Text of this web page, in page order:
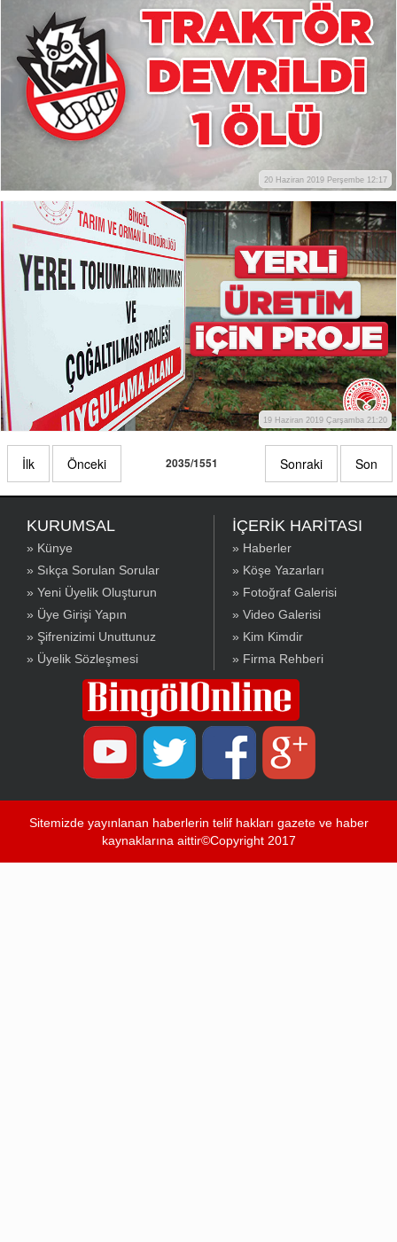
20 Haziran 2019 Perşembe 12:17
19 Haziran 2019 Çarşamba 21:20
İlk Önceki 2035/1551 Sonraki Son
KURUMSAL
» Künye
» Sıkça Sorulan Sorular
» Yeni Üyelik Oluşturun
» Üye Girişi Yapın
» Şifrenizimi Unuttunuz
» Üyelik Sözleşmesi
İÇERİK HARİTASI
» Haberler
» Köşe Yazarları
» Fotoğraf Galerisi
» Video Galerisi
» Kim Kimdir
» Firma Rehberi
Sitemizde yayınlanan haberlerin telif hakları gazete ve haber
kaynaklarına aittir©Copyright 2017